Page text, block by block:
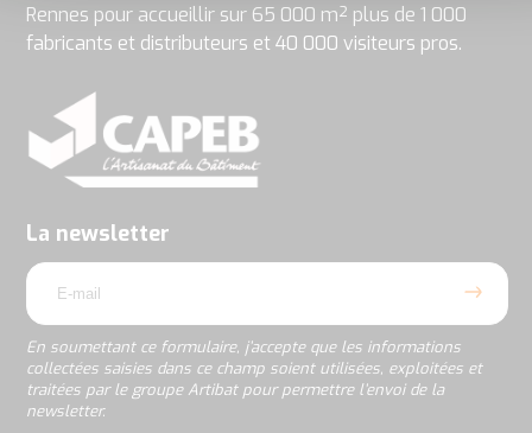
Rennes pour accueillir sur 65 000 m² plus de 1 000
fabricants et distributeurs et 40 000 visiteurs pros.
La newsletter
email
En soumettant ce formulaire, j’accepte que les informations
collectées saisies dans ce champ soient utilisées, exploitées et
traitées par le groupe Artibat pour permettre l’envoi de la
newsletter.
En
soumettant
j’accepte
les
informations
dans
ce
champ
soient